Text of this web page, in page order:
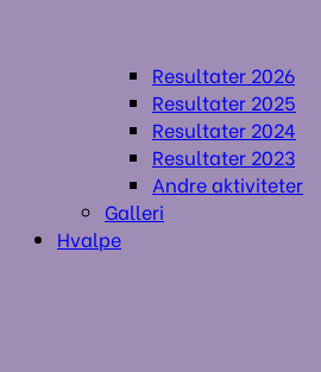
Resultater 2026
Resultater 2025
Resultater 2024
Resultater 2023
Andre aktiviteter
Galleri
Hvalpe